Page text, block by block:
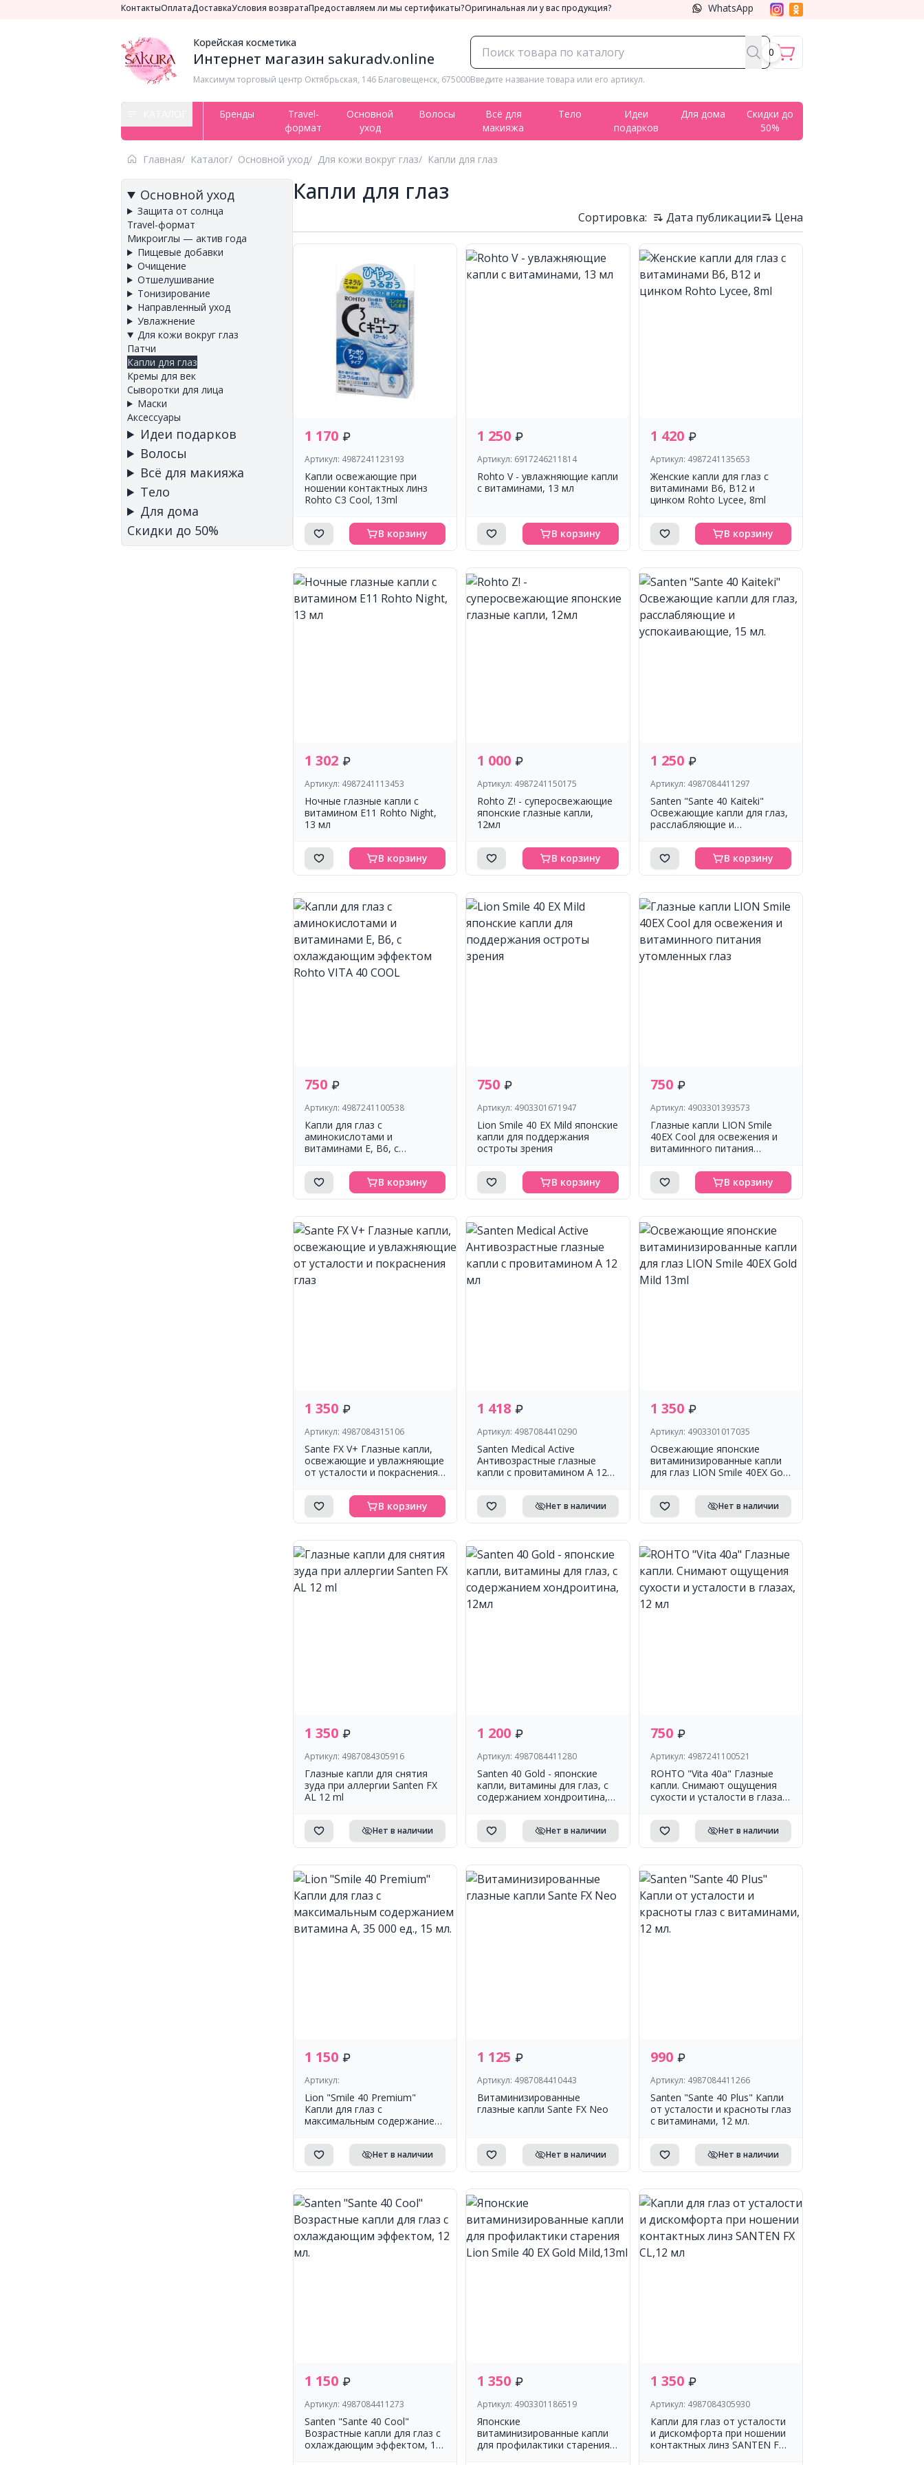
КонтактыОплатаДоставкаУсловия возвратаПредоставляем ли мы сертификаты?Оригинальная ли у вас продукция? WhatsApp
Корейская косметика
Интернет магазин sakuradv.online
Максимум торговый центр ​Октябрьская, 146 Благовещенск, 675000Введите название товара или его артикул.
0
Бренды
Travel-
формат
Основной
уход
Волосы
Всё для
макияжа
Тело
Идеи
подарков
Для дома
Скидки до
50%
Главная Каталог Основной уход Для кожи вокруг глаз Капли для глаз
Основной уход
Защита от солнца
Travel-формат
Микроиглы — актив года
Пищевые добавки
Очищение
Отшелушивание
Тонизирование
Направленный уход
Увлажнение
Для кожи вокруг глаз
Патчи
Капли для глаз
Кремы для век
Сыворотки для лица
Маски
Аксессуары
Идеи подарков
Волосы
Всё для макияжа
Тело
Для дома
Скидки до 50%
Капли для глаз
Сортировка: Дата публикации Цена
1 170
Артикул: 4987241123193
Капли освежающие при
ношении контактных линз
Rohto C3 Cool, 13ml
В корзину
1 250
Артикул: 6917246211814
Rohto V - увлажняющие капли
с витаминами, 13 мл
В корзину
1 420
Артикул: 4987241135653
Женские капли для глаз с
витаминами B6, B12 и
цинком Rohto Lycee, 8ml
В корзину
1 302
Артикул: 4987241113453
Ночные глазные капли с
витамином E11 Rohto Night,
13 мл
В корзину
1 000
Артикул: 4987241150175
Rohto Z! - суперосвежающие
японские глазные капли,
12мл
В корзину
1 250
Артикул: 4987084411297
Santen "Sante 40 Kaiteki"
Освежающие капли для глаз,
расслабляющие и
В корзину
750
Артикул: 4987241100538
Капли для глаз с
аминокислотами и
витаминами Е, В6, с
Rohto VITA 40 СOOL
В корзину
750
Артикул: 4903301671947
Lion Smile 40 EX Mild японские
капли для поддержания
остроты зрения
В корзину
750
Артикул: 4903301393573
Глазные капли LION Smile
40EX Cool для освежения и
витаминного питания
В корзину
1 350
Артикул: 4987084315106
Sante FX V+ Глазные капли,
освежающие и увлажняющие
от усталости и покраснения
В корзину
1 418
Артикул: 4987084410290
Santen Medical Active
Антивозрастные глазные
капли с провитамином А 12
Нет в наличии
1 350
Артикул: 4903301017035
Освежающие японские
витаминизированные капли
для глаз LION Smile 40EX Gold
Нет в наличии
1 350
Артикул: 4987084305916
Глазные капли для снятия
зуда при аллергии Santen FX
AL 12 ml
Нет в наличии
1 200
Артикул: 4987084411280
Santen 40 Gold - японские
капли, витамины для глаз, с
содержанием хондроитина,
Нет в наличии
750
Артикул: 4987241100521
ROHTO "Vita 40а" Глазные
капли. Снимают ощущения
сухости и усталости в глазах,
Нет в наличии
1 150
Артикул:
Lion "Smile 40 Premium"
Капли для глаз с
максимальным содержанием
Нет в наличии
1 125
Артикул: 4987084410443
Витаминизированные
глазные капли Sante FX Neo
Нет в наличии
990
Артикул: 4987084411266
Santen "Sante 40 Plus" Капли
от усталости и красноты глаз
с витаминами, 12 мл.
Нет в наличии
1 150
Артикул: 4987084411273
Santen "Sante 40 Cool"
Возрастные капли для глаз с
охлаждающим эффектом, 12
1 350
Артикул: 4903301186519
Японские
витаминизированные капли
для профилактики старения
1 350
Артикул: 4987084305930
Капли для глаз от усталости
и дискомфорта при ношении
контактных линз SANTEN FX